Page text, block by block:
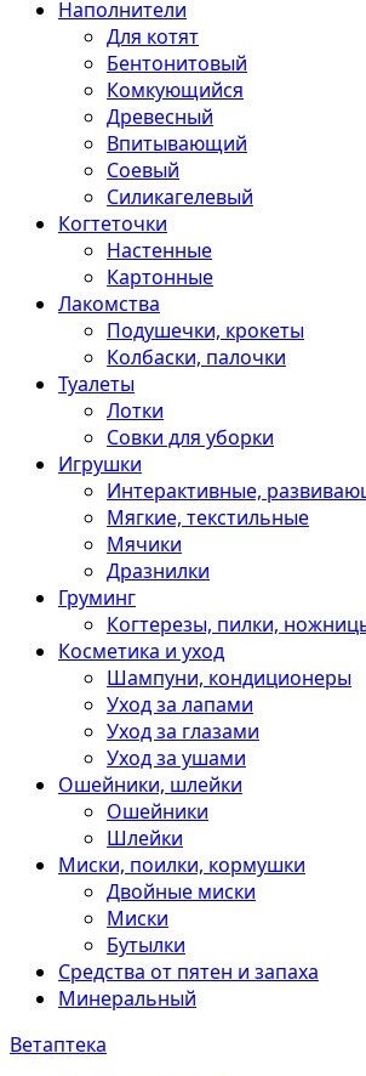
Наполнители
Для котят
Бентонитовый
Комкующийся
Древесный
Впитывающий
Соевый
Силикагелевый
Когтеточки
Настенные
Картонные
Лакомства
Подушечки, крокеты
Колбаски, палочки
Туалеты
Лотки
Совки для уборки
Игрушки
Интерактивные,
Мягкие, текстильные
Мячики
Дразнилки
Груминг
Когтерезы, пилки,
Косметика и уход
Шампуни, кондиционеры
Уход за лапами
Уход за глазами
Уход за ушами
Ошейники, шлейки
Ошейники
Шлейки
Миски, поилки, кормушки
Двойные миски
Миски
Бутылки
Средства от пятен и запаха
Минеральный
Ветаптека